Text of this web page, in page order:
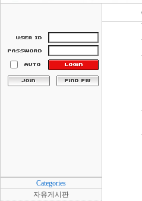
Categories
자유게시판